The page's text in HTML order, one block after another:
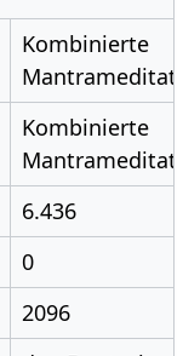
Kombinierte
Kombinierte
6.436
0
2096